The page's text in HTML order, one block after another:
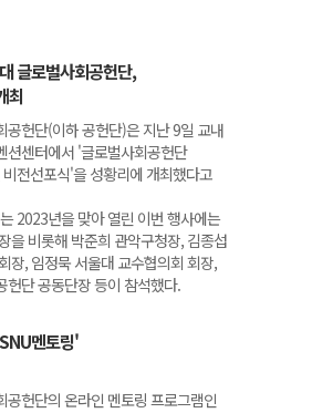
글로벌사회공헌단,
최
공헌단(이하 공헌단)은 지난 9일 교내
션센터에서 '글로벌사회공헌단
전선포식'을 성황리에 개최했다고
2023년을 맞아 열린 이번 행사에는
을 비롯해 박준희 관악구청장, 김종섭
장, 임정묵 서울대 교수협의회 회장,
헌단 공동단장 등이 참석했다.
멘토링'
공헌단의 온라인 멘토링 프로그램인